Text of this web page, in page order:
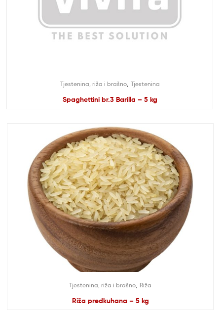
Tjestenina, riža i brašno, Tjestenina
Spaghettini br.3 Barilla – 5 kg
Tjestenina, riža i brašno Riža
Riža predkuhana – 5 kg